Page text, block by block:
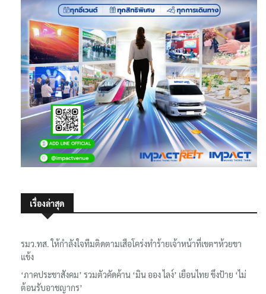
เรื่องล่าสุด
รมว.ทส. ให้กำลังใจทีมติดตามเสือโคร่งทำร้ายเจ้าหน้าที่เขตฯห้วยขา
แข้ง
‘ภาคประชาสังคม’ รวมตัวคัดค้าน ‘มิน ออง ไลง์’ เยือนไทย ขึงป้าย ‘ไม่
ต้อนรับอาชญากร’